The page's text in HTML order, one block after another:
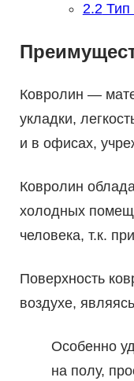
2.2Тип
Ковролин —
укладки,
и в офисах,
Ковролин
холодных
человека, т.к.
Поверхность
воздухе,
Особенно
на полу,